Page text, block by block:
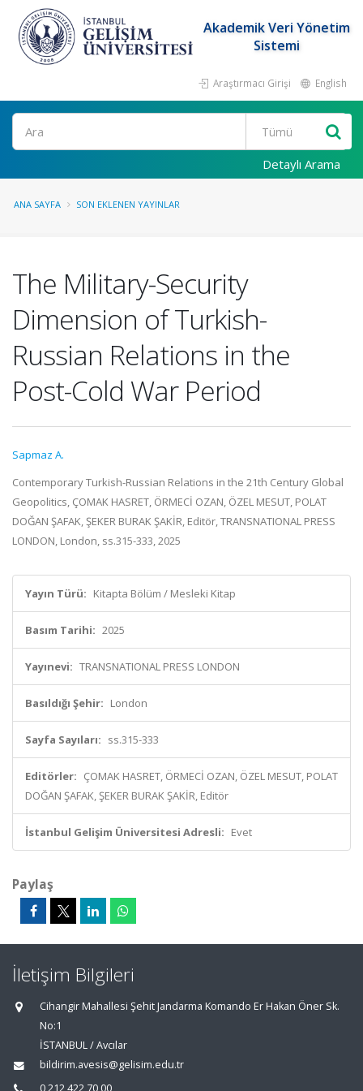
Akademik Veri Yönetim
Sistemi
Araştırmacı Girişi English
Ara
Detaylı Arama
ANA SAYFA SON EKLENEN YAYINLAR
The Military-Security
Dimension of Turkish-
Russian Relations in the
Post-Cold War Period
Sapmaz A.
Contemporary Turkish-Russian Relations in the 21th Century Global
Geopolitics, ÇOMAK HASRET, ÖRMECİ OZAN, ÖZEL MESUT, POLAT
DOĞAN ŞAFAK, ŞEKER BURAK ŞAKİR, Editör, TRANSNATIONAL PRESS
LONDON, London, ss.315-333, 2025
Yayın Türü: Kitapta Bölüm / Mesleki Kitap
Basım Tarihi: 2025
Yayınevi: TRANSNATIONAL PRESS LONDON
Basıldığı Şehir: London
Sayfa Sayıları: ss.315-333
Editörler: ÇOMAK HASRET, ÖRMECİ OZAN, ÖZEL MESUT, POLAT
DOĞAN ŞAFAK, ŞEKER BURAK ŞAKİR, Editör
İstanbul Gelişim Üniversitesi Adresli: Evet
Paylaş
İletişim Bilgileri
Cihangir Mahallesi Şehit Jandarma Komando Er Hakan Öner Sk.
No:1
İSTANBUL / Avcılar
bildirim.avesis@gelisim.edu.tr
0 212 422 70 00